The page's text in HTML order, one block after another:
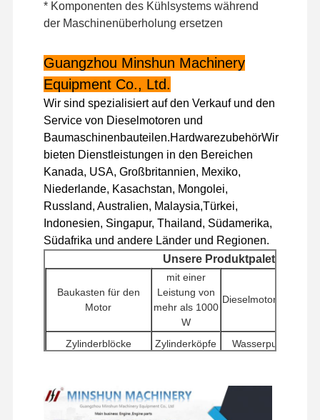
Dieselmotor
Baggermotor
Maschinenwiederaufbauenausrüstung
Injektionspumpe
Turbolader-Versammlung
Andere Motorteile
Elektronisches Kontrollsystem
Elektrische Komponenten von Motoren
Hydraulikteile für Bagger
Ersatzteile für Bagger
* Komponenten des Kühlsystems während
der Maschinenüberholung ersetzen
Guangzhou Minshun Machinery
Equipment Co., Ltd.
Wir sind spezialisiert auf den Verkauf und den
Service von Dieselmotoren und
Baumaschinenbauteilen.HardwarezubehörWir
bieten Dienstleistungen in den Bereichen
Kanada, USA, Großbritannien, Mexiko,
Niederlande, Kasachstan, Mongolei,
Russland, Australien, Malaysia,Türkei,
Indonesien, Singapur, Thailand, Südamerika,
Südafrika und andere Länder und Regionen.
Unsere Produktpalette
Baukasten für den
Motor
mit einer
Leistung von
mehr als 1000
W
Dieselmotorpumpen
Zylinderblöcke Zylinderköpfe Wasserpumpen
Schwenkkomponenten Verteilerventile